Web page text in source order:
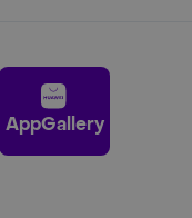
AppGallery